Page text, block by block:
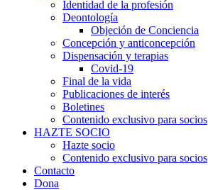
Identidad de la profesión
Deontología
Objeción de Conciencia
Concepción y anticoncepción
Dispensación y terapias
Covid-19
Final de la vida
Publicaciones de interés
Boletines
Contenido exclusivo para socios
HAZTE SOCIO
Hazte socio
Contenido exclusivo para socios
Contacto
Dona